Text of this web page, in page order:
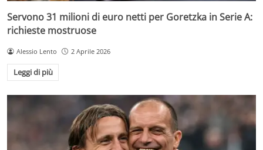
Servono 31 milioni di euro netti per Goretzka in Serie A:
richieste mostruose
Alessio Lento 2 Aprile 2026
Leggi di più